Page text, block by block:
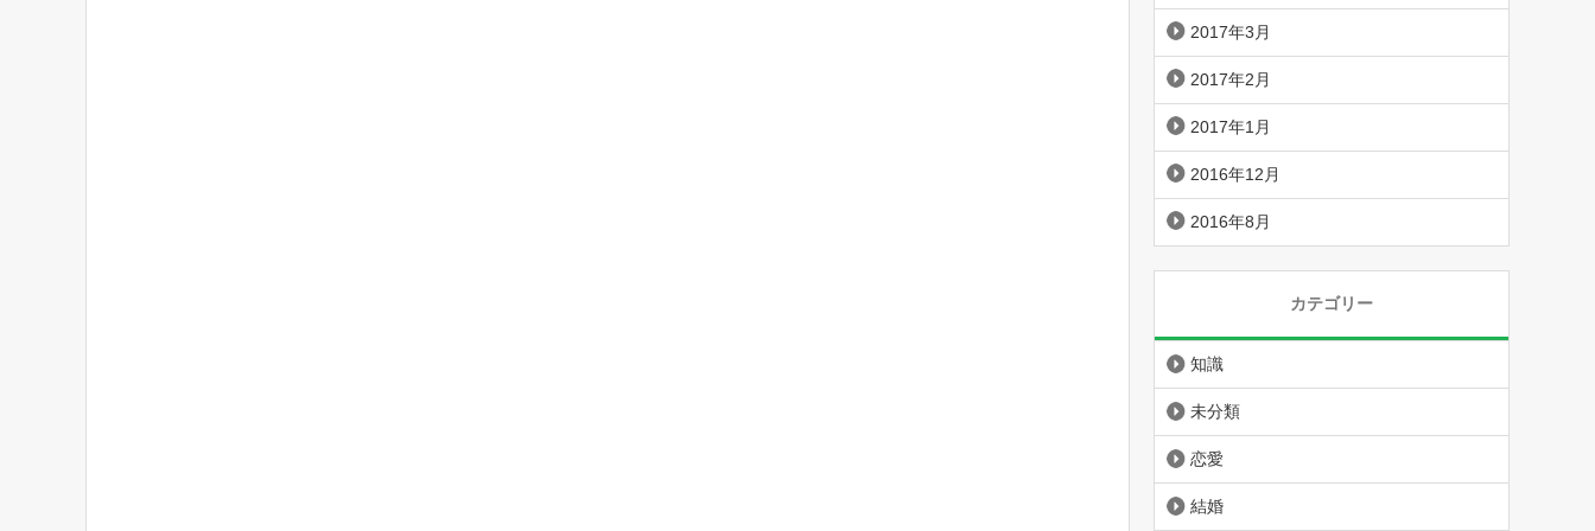
2017年3月
2017年2月
2017年1月
2016年12月
2016年8月
カテゴリー
知識
未分類
恋愛
結婚